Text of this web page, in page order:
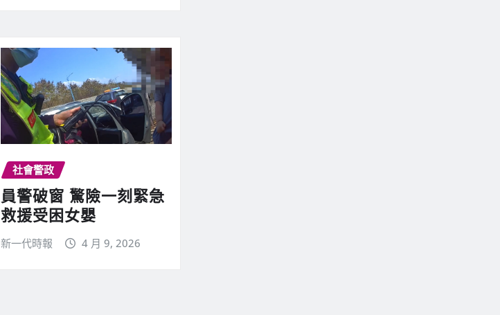
社會警政
員警破窗 驚險一刻緊急
救援受困女嬰
新一代時報 4 月 9, 2026